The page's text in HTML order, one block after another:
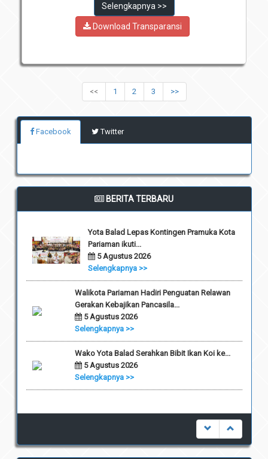
Selengkapnya >>
Download Transparansi
<< 1 2 3 >>
Facebook Twitter
BERITA TERBARU
Yota Balad Lepas Kontingen Pramuka Kota
Pariaman ikuti...
5 Agustus 2026
Selengkapnya >>
Walikota Pariaman Hadiri Penguatan Relawan
Gerakan Kebajikan Pancasila...
5 Agustus 2026
Selengkapnya >>
Wako Yota Balad Serahkan Bibit Ikan Koi ke...
5 Agustus 2026
Selengkapnya >>